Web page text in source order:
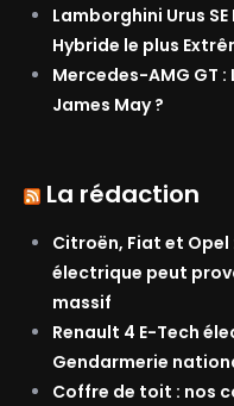
Lamborghini Urus
Hybride le plus
Mercedes-AMG GT
James May ?
La rédaction
Citroën, Fiat et
électrique peut
massif
Renault 4 E-Tech
Gendarmerie
Coffre de toit : nos